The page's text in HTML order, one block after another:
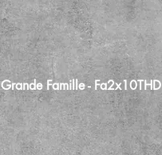
Grande Famille - Fa2x10THD